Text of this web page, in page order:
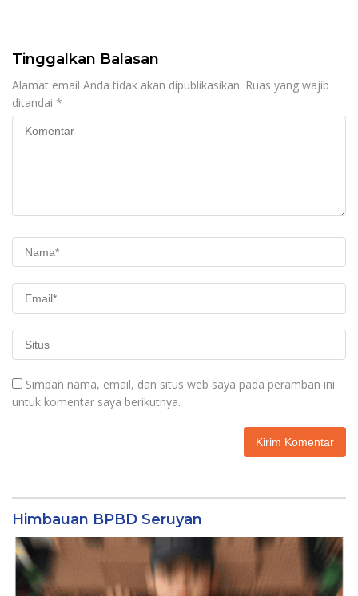
Tinggalkan Balasan
Alamat email Anda tidak akan dipublikasikan. Ruas yang wajib
ditandai *
Simpan nama, email, dan situs web saya pada peramban ini
untuk komentar saya berikutnya.
Himbauan BPBD Seruyan